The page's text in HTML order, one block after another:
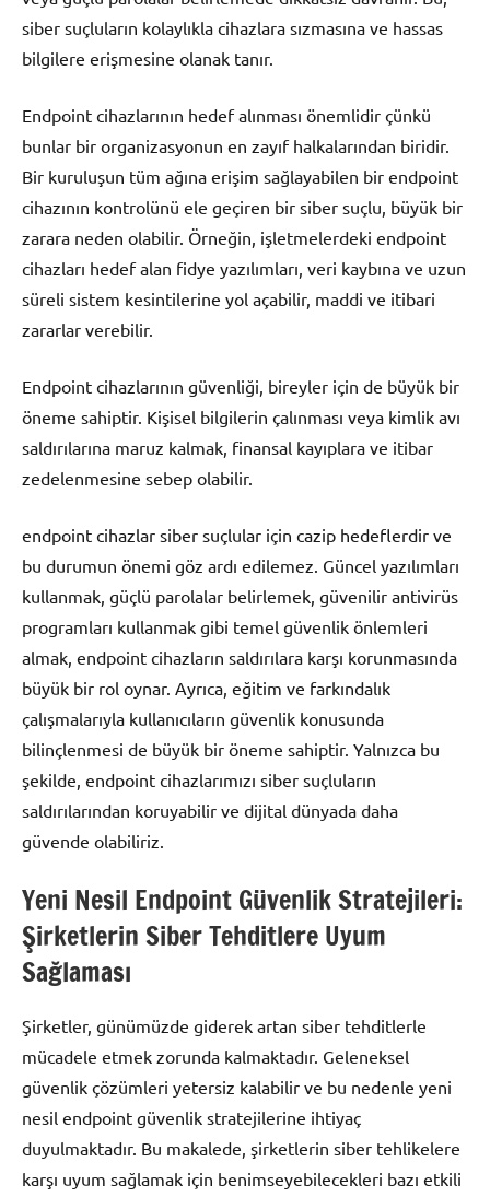
siber suçluların kolaylıkla cihazlara sızmasına ve hassas
bilgilere erişmesine olanak tanır.
Endpoint cihazlarının hedef alınması önemlidir çünkü
bunlar bir organizasyonun en zayıf halkalarından biridir.
Bir kuruluşun tüm ağına erişim sağlayabilen bir endpoint
cihazının kontrolünü ele geçiren bir siber suçlu, büyük bir
zarara neden olabilir. Örneğin, işletmelerdeki endpoint
cihazları hedef alan fidye yazılımları, veri kaybına ve uzun
süreli sistem kesintilerine yol açabilir, maddi ve itibari
zararlar verebilir.
Endpoint cihazlarının güvenliği, bireyler için de büyük bir
öneme sahiptir. Kişisel bilgilerin çalınması veya kimlik avı
saldırılarına maruz kalmak, finansal kayıplara ve itibar
zedelenmesine sebep olabilir.
endpoint cihazlar siber suçlular için cazip hedeflerdir ve
bu durumun önemi göz ardı edilemez. Güncel yazılımları
kullanmak, güçlü parolalar belirlemek, güvenilir antivirüs
programları kullanmak gibi temel güvenlik önlemleri
almak, endpoint cihazların saldırılara karşı korunmasında
büyük bir rol oynar. Ayrıca, eğitim ve farkındalık
çalışmalarıyla kullanıcıların güvenlik konusunda
bilinçlenmesi de büyük bir öneme sahiptir. Yalnızca bu
şekilde, endpoint cihazlarımızı siber suçluların
saldırılarından koruyabilir ve dijital dünyada daha
güvende olabiliriz.
Yeni Nesil Endpoint Güvenlik Stratejileri:
Şirketlerin Siber Tehditlere Uyum
Sağlaması
Şirketler, günümüzde giderek artan siber tehditlerle
mücadele etmek zorunda kalmaktadır. Geleneksel
güvenlik çözümleri yetersiz kalabilir ve bu nedenle yeni
nesil endpoint güvenlik stratejilerine ihtiyaç
duyulmaktadır. Bu makalede, şirketlerin siber tehlikelere
karşı uyum sağlamak için benimseyebilecekleri bazı etkili